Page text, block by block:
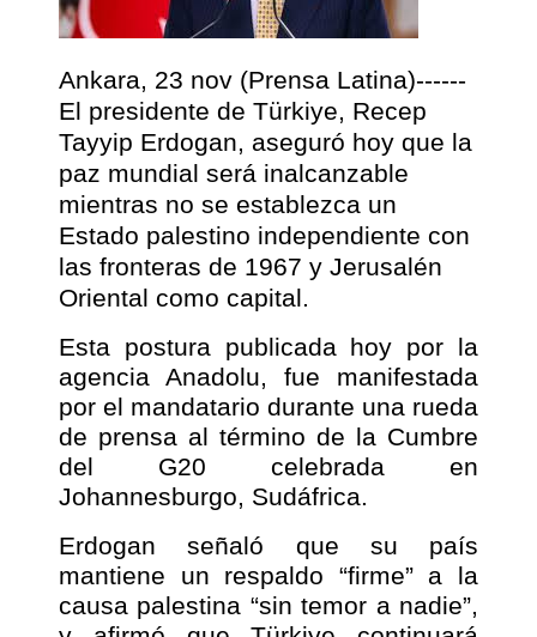
Ankara, 23 nov (Prensa Latina)------
El presidente de Türkiye, Recep
Tayyip Erdogan, aseguró hoy que la
paz mundial será inalcanzable
mientras no se establezca un
Estado palestino independiente con
las fronteras de 1967 y Jerusalén
Oriental como capital.
Esta postura publicada hoy por la
agencia Anadolu, fue manifestada
por el mandatario durante una rueda
de prensa al término de la Cumbre
del G20 celebrada en
Johannesburgo, Sudáfrica.
Erdogan señaló que su país
mantiene un respaldo “firme” a la
causa palestina “sin temor a nadie”,